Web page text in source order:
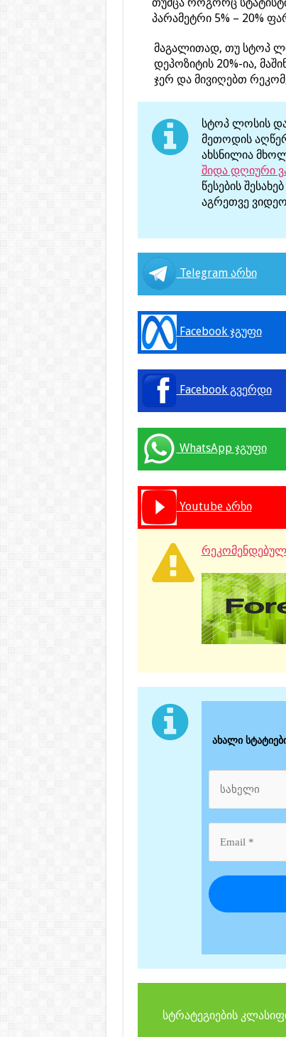
პარამეტრი 5% – 20%
მაგალითად, თუ სტოპ
დეპოზიტის 20%-ია,
ჯერ და მივიღებთ
სტოპ ლოსის
მეთოდის
ახსნილია
შიდა დღიური
წესების
აგრეთვე
Telegram არხი
Facebook ჯგუფი
Facebook გვერდი
WhatsApp ჯგუფი
Youtube არხი
ახალი
სტრატეგიების